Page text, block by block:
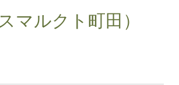
マルクト町田）